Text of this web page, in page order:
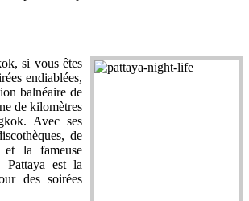
si vous êtes
endiablées,
balnéaire de
de kilomètres
Avec ses
de
et la fameuse
est la
des soirées